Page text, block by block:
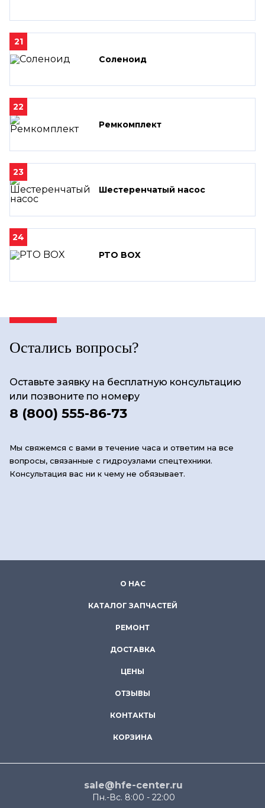
21
Соленоид
22
Ремкомплект
23
Шестеренчатый насос
24
PTO BOX
Остались вопросы?
Оставьте заявку на бесплатную консультацию
или позвоните по номеру
8 (800) 555-86-73
Мы свяжемся с вами в течение часа и ответим на все
вопросы, связанные с гидроузлами спецтехники.
Консультация вас ни к чему не обязывает.
О НАС
КАТАЛОГ ЗАПЧАСТЕЙ
РЕМОНТ
ДОСТАВКА
ЦЕНЫ
ОТЗЫВЫ
КОНТАКТЫ
КОРЗИНА
sale@hfe-center.ru
Пн.-Вс. 8:00 - 22:00